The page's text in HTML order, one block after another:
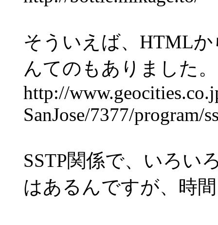
そういえば、HTML
んてのもありました。
http://
SanJose/7377/program/
SSTP関係で、いろい
はあるんですが、時